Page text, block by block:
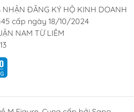
NHẬN ĐĂNG KÝ HỘ KINH DOANH
cấp ngày 18/10/2024
NAM TỪ LIÊM